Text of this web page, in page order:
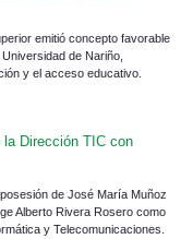
emitió concepto favorable
de Nariño,
y el acceso educativo.
la Dirección TIC con
de José María Muñoz
Alberto Rivera Rosero como
y Telecomunicaciones.